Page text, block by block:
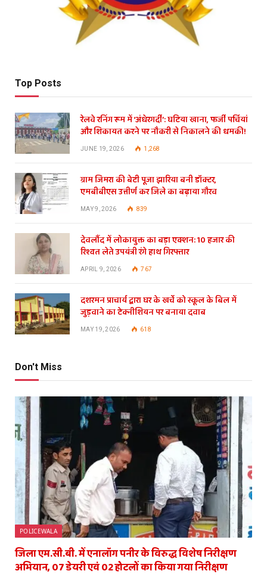
Top Posts
रेलवे रनिंग रूम में ‘अंधेरगर्दी’: घटिया खाना, फर्जी पर्चियां
और शिकायत करने पर नौकरी से निकालने की धमकी!
JUNE 19, 2026 1,268
ग्राम जिमरा की बेटी पूजा झारिया बनी डॉक्टर,
एमबीबीएस उत्तीर्ण कर जिले का बढ़ाया गौरव
MAY 9, 2026 839
देवलौंद में लोकायुक्त का बड़ा एक्शन: 10 हजार की
रिश्वत लेते उपयंत्री रंगे हाथ गिरफ्तार
APRIL 9, 2026 767
दशरमन प्राचार्य द्वारा घर के खर्चे को स्कूल के बिल में
जुड़वाने का टेक्नीशियन पर बनाया दवाब
MAY 19, 2026 618
Don't Miss
POLICEWALA
जिला एम.सी.बी. में एनालॉग पनीर के विरुद्ध विशेष निरीक्षण
अभियान, 07 डेयरी एवं 02 होटलों का किया गया निरीक्षण